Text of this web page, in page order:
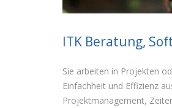
ITK Beratung,
Sie arbeiten in Projekten
Einfachheit und Effizienz
Projektmanagement,